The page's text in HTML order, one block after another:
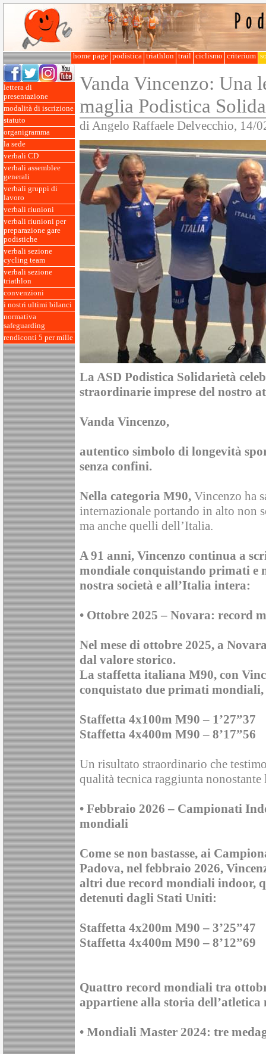
home page podistica triathlon trail ciclismo criterium
lettera di
presentazione
modalità di iscrizione
statuto
organigramma
la sede
verbali CD
verbali assemblee
generali
verbali gruppi di
lavoro
verbali riunioni
verbali riunioni per
preparazione gare
podistiche
verbali sezione
cycling team
verbali sezione
triathlon
convenzioni
i nostri ultimi bilanci
normativa
safeguarding
rendiconti 5 per mille
Vanda Vincenzo: Una
maglia Podistica
di Angelo Raffaele Delvecchio, 14/
La ASD Podistica Solidarietà
straordinarie imprese del nostro
Vanda Vincenzo,
autentico simbolo di longevità
senza confini.
Nella categoria M90, Vincenzo ha
internazionale portando in alto non
ma anche quelli dell’Italia.
A 91 anni, Vincenzo continua a
mondiale conquistando primati e
nostra società e all’Italia intera:
• Ottobre 2025 – Novara: record
Nel mese di ottobre 2025, a
dal valore storico.
La staffetta italiana M90, con
conquistato due primati
Staffetta 4x100m M90 – 1’27”37
Staffetta 4x400m M90 – 8’17”56
Un risultato straordinario che
qualità tecnica raggiunta nonostante
• Febbraio 2026 – Campionati
mondiali
Come se non bastasse, ai
Padova, nel febbraio 2026,
altri due record mondiali indoor,
detenuti dagli Stati Uniti:
Staffetta 4x200m M90 – 3’25”47
Staffetta 4x400m M90 – 8’12”69
Quattro record mondiali tra
appartiene alla storia dell’atletica
• Mondiali Master 2024: tre